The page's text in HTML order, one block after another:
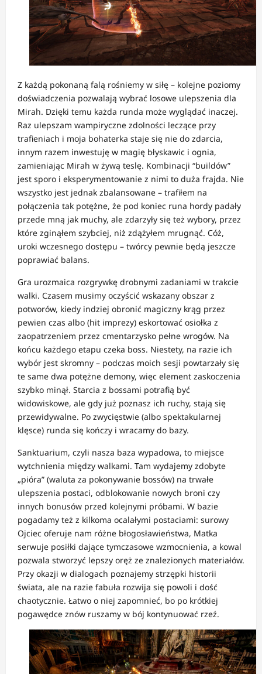
Z każdą pokonaną falą rośniemy w siłę – kolejne poziomy
doświadczenia pozwalają wybrać losowe ulepszenia dla
Mirah. Dzięki temu każda runda może wyglądać inaczej.
Raz ulepszam wampiryczne zdolności leczące przy
trafieniach i moja bohaterka staje się nie do zdarcia,
innym razem inwestuję w magię błyskawic i ognia,
zamieniając Mirah w żywą teslę. Kombinacji “buildów”
jest sporo i eksperymentowanie z nimi to duża frajda. Nie
wszystko jest jednak zbalansowane – trafiłem na
połączenia tak potężne, że pod koniec runa hordy padały
przede mną jak muchy, ale zdarzyły się też wybory, przez
które zginąłem szybciej, niż zdążyłem mrugnąć. Cóż,
uroki wczesnego dostępu – twórcy pewnie będą jeszcze
poprawiać balans.
Gra urozmaica rozgrywkę drobnymi zadaniami w trakcie
walki. Czasem musimy oczyścić wskazany obszar z
potworów, kiedy indziej obronić magiczny krąg przez
pewien czas albo (hit imprezy) eskortować osiołka z
zaopatrzeniem przez cmentarzysko pełne wrogów. Na
końcu każdego etapu czeka boss. Niestety, na razie ich
wybór jest skromny – podczas moich sesji powtarzały się
te same dwa potężne demony, więc element zaskoczenia
szybko minął. Starcia z bossami potrafią być
widowiskowe, ale gdy już poznasz ich ruchy, stają się
przewidywalne. Po zwycięstwie (albo spektakularnej
klęsce) runda się kończy i wracamy do bazy.
Sanktuarium, czyli nasza baza wypadowa, to miejsce
wytchnienia między walkami. Tam wydajemy zdobyte
„pióra” (waluta za pokonywanie bossów) na trwałe
ulepszenia postaci, odblokowanie nowych broni czy
innych bonusów przed kolejnymi próbami. W bazie
pogadamy też z kilkoma ocalałymi postaciami: surowy
Ojciec oferuje nam różne błogosławieństwa, Matka
serwuje posiłki dające tymczasowe wzmocnienia, a kowal
pozwala stworzyć lepszy oręż ze znalezionych materiałów.
Przy okazji w dialogach poznajemy strzępki historii
świata, ale na razie fabuła rozwija się powoli i dość
chaotycznie. Łatwo o niej zapomnieć, bo po krótkiej
pogawędce znów ruszamy w bój kontynuować rzeź.